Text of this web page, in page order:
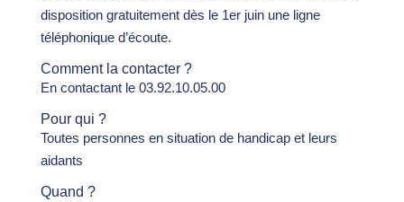
disposition gratuitement dès le 1er juin une ligne
téléphonique d’écoute.
Comment la contacter ?
En contactant le 03.92.10.05.00
Pour qui ?
Toutes personnes en situation de handicap et leurs
aidants
Quand ?